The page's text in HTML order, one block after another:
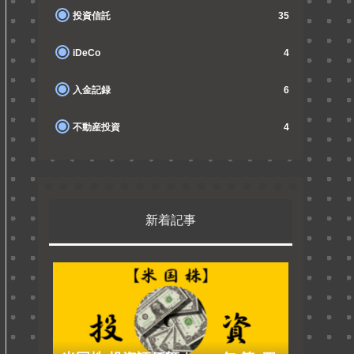
投資信託 35
iDeCo 4
入金記録 6
不動産投資 4
新着記事